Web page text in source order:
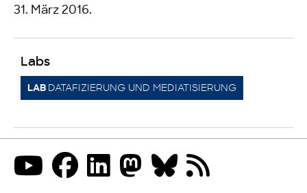
31. März 2016.
Labs
LAB DATAFIZIERUNG UND MEDIATISIERUNG